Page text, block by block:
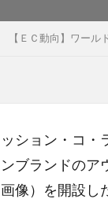
【ＥＣ動向】ワー
ション・コ・
ブランドの
像）を開設